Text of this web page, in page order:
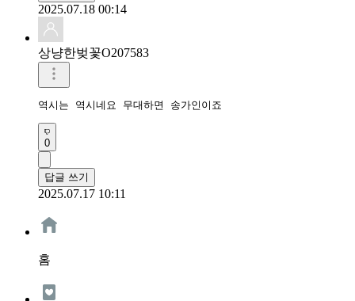
2025.07.18 00:14
상냥한벚꽃O207583
역시는 역시네요 무대하면 송가인이죠
0
답글 쓰기
2025.07.17 10:11
홈